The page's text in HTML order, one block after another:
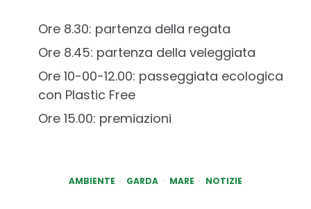
Ore 8.30: partenza della regata
Ore 8.45: partenza della veleggiata
Ore 10-00-12.00: passeggiata ecologica
con Plastic Free
Ore 15.00: premiazioni
AMBIENTE GARDA MARE NOTIZIE